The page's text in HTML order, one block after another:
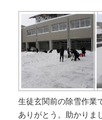
生徒玄関前の除雪作業
ありがとう。助かりま